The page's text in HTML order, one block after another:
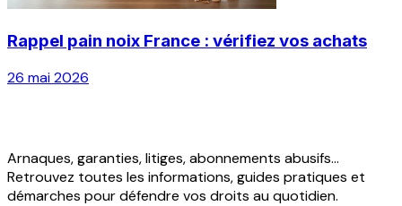
Rappel pain noix France : vérifiez vos achats
26 mai 2026
Arnaques, garanties, litiges, abonnements abusifs...
Retrouvez toutes les informations, guides pratiques et
démarches pour défendre vos droits au quotidien.